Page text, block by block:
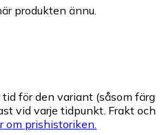
produkten ännu.
för den variant (såsom färg
vid varje tidpunkt. Frakt och
om prishistoriken.